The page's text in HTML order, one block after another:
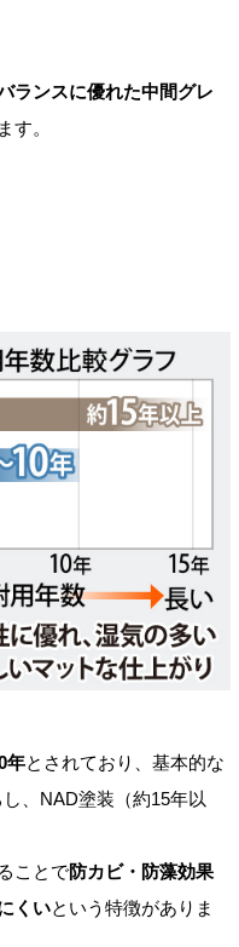
ランスに優れた中間グレ
す。
年とされており、基本的な
、NAD塗装（約15年以
ことで防カビ・防藻効果
くいという特徴がありま